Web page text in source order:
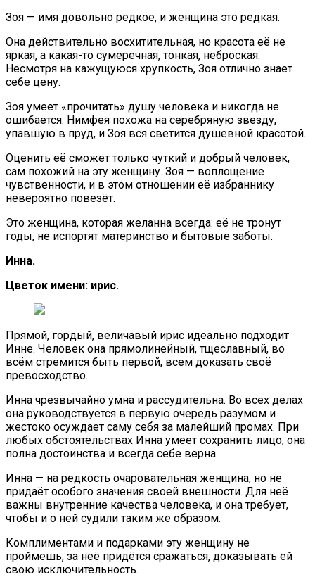
Зоя — имя довольно редкое, и женщина это редкая.
Она действительно восхитительная, но красота её не
яркая, а какая-то сумеречная, тонкая, неброская.
Несмотря на кажущуюся хрупкость, Зоя отлично знает
себе цену.
Зоя умеет «прочитать» душу человека и никогда не
ошибается. Нимфея похожа на серебряную звезду,
упавшую в пруд, и Зоя вся светится душевной красотой.
Оценить её сможет только чуткий и добрый человек,
сам похожий на эту женщину. Зоя — воплощение
чувственности, и в этом отношении её избраннику
невероятно повезёт.
Это женщина, которая желанна всегда: её не тронут
годы, не испортят материнство и бытовые заботы.
Инна.
Цветок имени: ирис.
Прямой, гордый, величавый ирис идеально подходит
Инне. Человек она прямолинейный, тщеславный, во
всём стремится быть первой, всем доказать своё
превосходство.
Инна чрезвычайно умна и рассудительна. Во всех делах
она руководствуется в первую очередь разумом и
жестоко осуждает саму себя за малейший промах. При
любых обстоятельствах Инна умеет сохранить лицо, она
полна достоинства и всегда себе верна.
Инна — на редкость очаровательная женщина, но не
придаёт особого значения своей внешности. Для неё
важны внутренние качества человека, и она требует,
чтобы и о ней судили таким же образом.
Комплиментами и подарками эту женщину не
проймёшь, за неё придётся сражаться, доказывать ей
свою исключительность.